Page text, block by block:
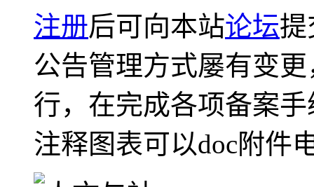
注册后可向本站论坛提
公告管理方式屡有变
行，在完成各项备案
注释图表可以doc附件